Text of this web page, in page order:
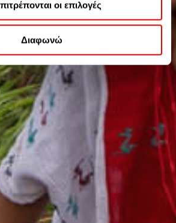
μπορείτε να βρείτε στην
και στην
Πολιτική Απορρήτου της
οι επιλογές
Διαφωνώ